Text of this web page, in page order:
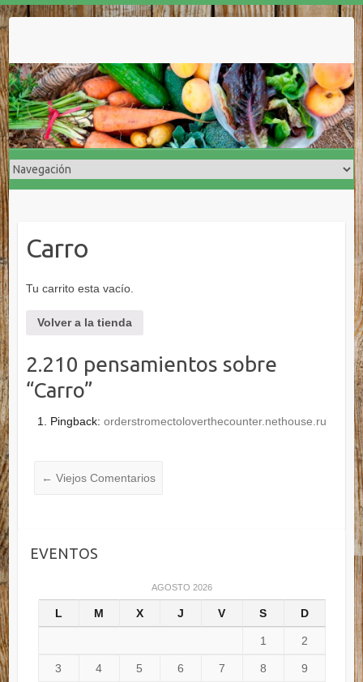
Carro
Tu carrito esta vacío.
Volver a la tienda
2.210 pensamientos sobre
“Carro”
Pingback: orderstromectoloverthecounter.nethouse.ru
Navegación en los
← Viejos Comentarios
EVENTOS
AGOSTO 2026
L M X J V S D
1 2
3 4 5 6 7 8 9